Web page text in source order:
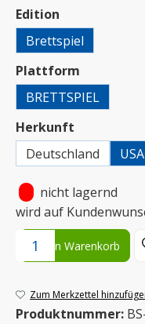
Edition
Brettspiel
Plattform
BRETTSPIEL
Herkunft
Deutschland
USA
nicht lagernd
wird auf
Produkt Anzahl: Gib
In den Warenkorb
Zum Merkzettel
Produktnummer: